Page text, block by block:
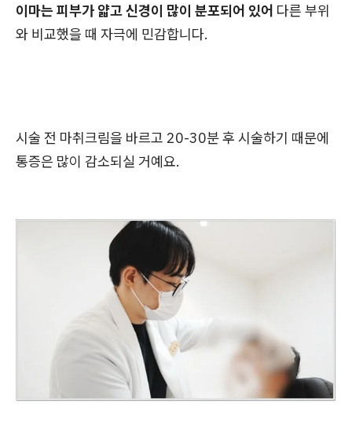
이마는 피부가 얇고 신경이 많이 분포되어 있어 다른 부위
와 비교했을 때 자극에 민감합니다.
시술 전 마취크림을 바르고 20-30분 후 시술하기 때문에
통증은 많이 감소되실 거예요.